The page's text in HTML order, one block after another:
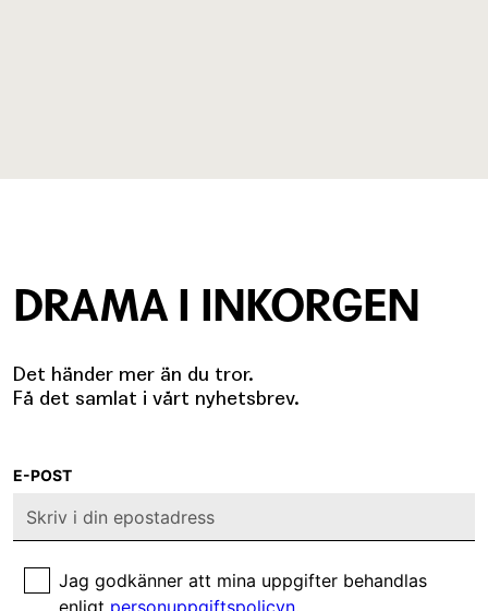
DRAMA I INKORGEN
Det händer mer än du tror.
Få det samlat i vårt nyhetsbrev.
E-POST
Jag godkänner att mina uppgifter behandlas